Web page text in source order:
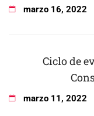
marzo 16, 2022
Ciclo de
marzo 11 , 2022